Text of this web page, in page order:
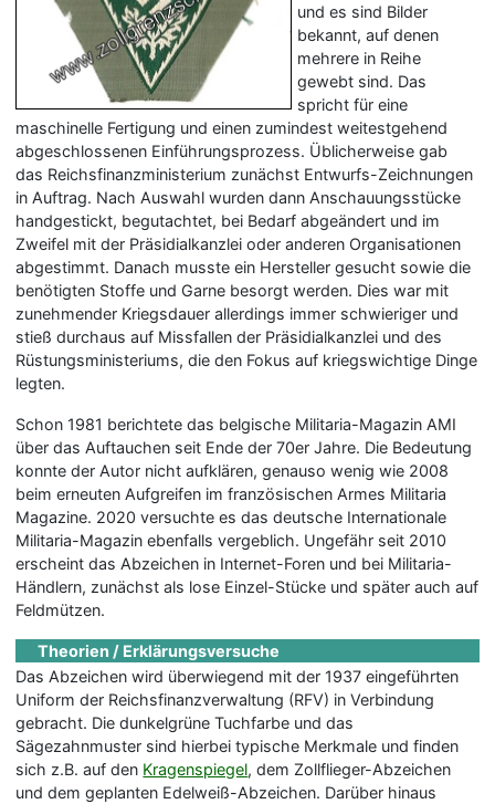
und es sind Bilder
bekannt, auf denen
mehrere in Reihe
gewebt sind. Das
spricht für eine
maschinelle Fertigung und einen zumindest weitestgehend
abgeschlossenen Einführungsprozess. Üblicherweise gab
das Reichsfinanzministerium zunächst Entwurfs-Zeichnungen
in Auftrag. Nach Auswahl wurden dann Anschauungsstücke
handgestickt, begutachtet, bei Bedarf abgeändert und im
Zweifel mit der Präsidialkanzlei oder anderen Organisationen
abgestimmt. Danach musste ein Hersteller gesucht sowie die
benötigten Stoffe und Garne besorgt werden. Dies war mit
zunehmender Kriegsdauer allerdings immer schwieriger und
stieß durchaus auf Missfallen der Präsidialkanzlei und des
Rüstungsministeriums, die den Fokus auf kriegswichtige Dinge
legten.
Schon 1981 berichtete das belgische Militaria-Magazin AMI
über das Auftauchen seit Ende der 70er Jahre. Die Bedeutung
konnte der Autor nicht aufklären, genauso wenig wie 2008
beim erneuten Aufgreifen im französischen Armes Militaria
Magazine. 2020 versuchte es das deutsche Internationale
Militaria-Magazin ebenfalls vergeblich. Ungefähr seit 2010
erscheint das Abzeichen in Internet-Foren und bei Militaria-
Händlern, zunächst als lose Einzel-Stücke und später auch auf
Feldmützen.
Theorien / Erklärungsversuche
Das Abzeichen wird überwiegend mit der 1937 eingeführten
Uniform der Reichsfinanzverwaltung (RFV) in Verbindung
gebracht. Die dunkelgrüne Tuchfarbe und das
Sägezahnmuster sind hierbei typische Merkmale und finden
sich z.B. auf den Kragenspiegel, dem Zollflieger-Abzeichen
und dem geplanten Edelweiß-Abzeichen. Darüber hinaus